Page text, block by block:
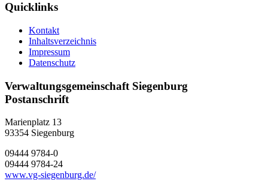
Quicklinks
Kontakt
Inhaltsverzeichnis
Impressum
Datenschutz
Verwaltungsgemeinschaft Siegenburg
Postanschrift
Marienplatz 13
93354 Siegenburg
09444 9784-0
09444 9784-24
www.vg-siegenburg.de/